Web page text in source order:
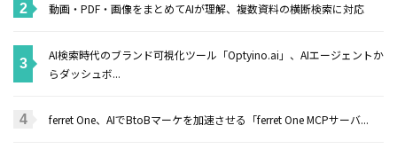
動画・PDF・画像をまとめてAIが理解、複数資料の横断検索に対応
AI検索時代のブランド可視化ツール「Optyino.ai」、AIエージェントか
らダッシュボ...
ferret One、AIでBtoBマーケを加速させる「ferret One MCPサーバ...